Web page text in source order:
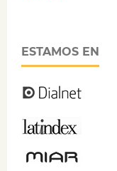
ESTAMOS EN